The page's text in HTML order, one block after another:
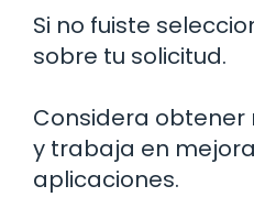
Si no fuiste
sobre tu solicitud.
Considera
y trabaja en
aplicaciones.